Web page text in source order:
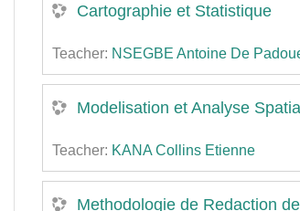
Cartographie et Statistique
Teacher: NSEGBE Antoine De
Modelisation et Analyse
Teacher: KANA Collins Etienne
Methodologie de Redaction